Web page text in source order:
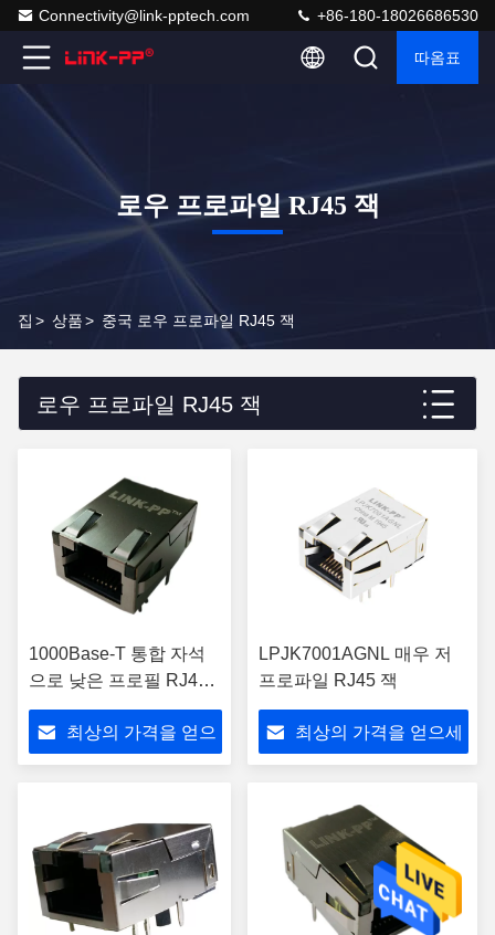
Connectivity@link-pptech.com +86-180-18026686530
따옴표
로우 프로파일 RJ45 잭
집 > 상품> 중국 로우 프로파일 RJ45 잭
로우 프로파일 RJ45 잭
1000Base-T 통합 자석
으로 낮은 프로필 RJ45
커넥터
최상의 가격을 얻으
LPJK7001AGNL 매우 저
프로파일 RJ45 잭
최상의 가격을 얻으세